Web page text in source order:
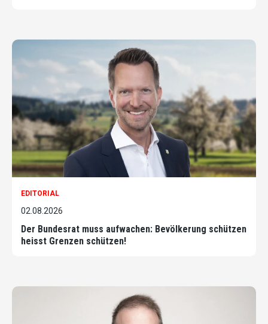
EDITORIAL
02.08.2026
Der Bundesrat muss aufwachen: Bevölkerung schützen
heisst Grenzen schützen!